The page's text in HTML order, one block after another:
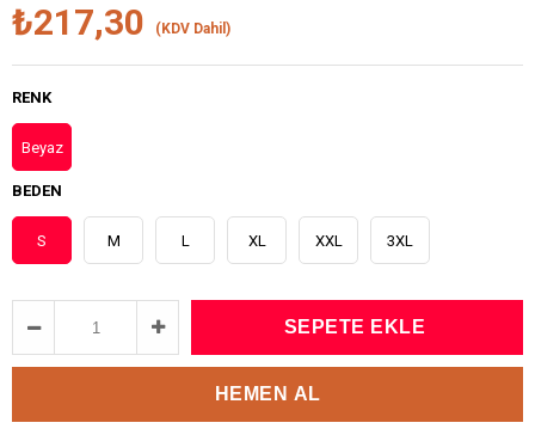
₺217,30 (KDV Dahil)
RENK
Beyaz
BEDEN
S M L XL XXL 3XL